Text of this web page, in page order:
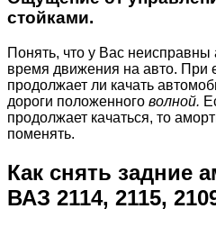
стойками.
Понять, что у Вас
время движения на авто. При
продолжает ли качать
дороги положенного волной.
продолжает качаться, то
поменять.
Как снять задние
ВАЗ 2114, 2115,